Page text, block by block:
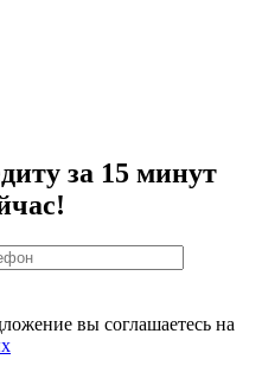
за 15 минут
вы соглашаетесь на